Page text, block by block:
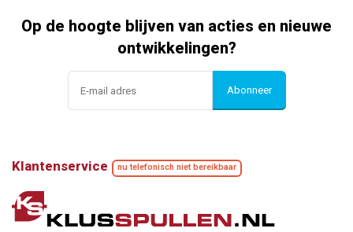
Op de hoogte blijven van acties en nieuwe
ontwikkelingen?
Abonneer
Klantenservice nu telefonisch niet bereikbaar